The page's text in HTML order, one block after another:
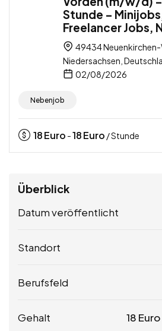
Stunde –
Freelancer Jobs,
49434 Neuenkirchen-
Niedersachsen,
02/08/2026
Nebenjob
18Euro -18Euro / Stunde
Überblick
Datum veröffentlicht
Standort
Berufsfeld
Gehalt 18 Euro